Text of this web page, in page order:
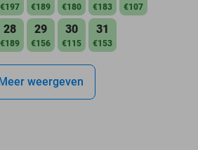
€197 €189 €180 €183 €107
28
€189
29
€156
30
€115
31
€153
weergeven